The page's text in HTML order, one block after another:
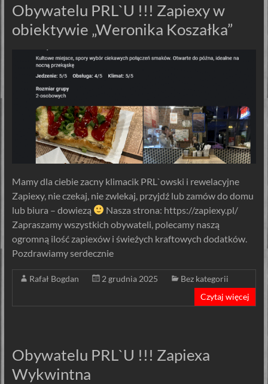
Obywatelu PRL`U !!! Zapiexy w
obiektywie „Weronika Koszałka”
Mamy dla ciebie zacny klimacik PRL`owski i rewelacyjne
Zapiexy, nie czekaj, nie zwlekaj, przyjdź lub zamów do domu
lub biura – dowiezą
Nasza strona: https://zapiexy.pl/
Zapraszamy wszystkich obywateli, polecamy naszą
ogromną ilość zapiexów i świeżych kraftowych dodatków.
Pozdrawiamy serdecznie
Rafał Bogdan 2 grudnia 2025
Bez kategorii
Czytaj więcej
Obywatelu PRL`U !!! Zapiexa
Wykwintna